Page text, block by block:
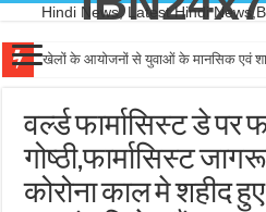
Hindi News, Latest Hindi
खेलों के आयोजनों से युवाओं के मानसिक एवं
वर्ल्ड फार्मासिस्ट डे पर
गोष्ठी,फार्मासिस्ट
कोरोना काल मे शहीद